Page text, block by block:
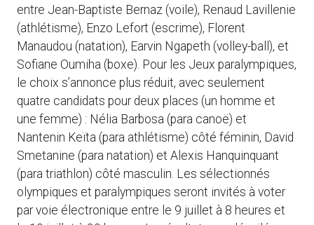
entre Jean-Baptiste Bernaz (voile), Renaud Lavillenie
(athlétisme), Enzo Lefort (escrime), Florent
Manaudou (natation), Earvin Ngapeth (volley-ball), et
Sofiane Oumiha (boxe). Pour les Jeux paralympiques,
le choix s’annonce plus réduit, avec seulement
quatre candidats pour deux places (un homme et
une femme) : Nélia Barbosa (para canoë) et
Nantenin Keïta (para athlétisme) côté féminin, David
Smetanine (para natation) et Alexis Hanquinquant
(para triathlon) côté masculin. Les sélectionnés
olympiques et paralympiques seront invités à voter
par voie électronique entre le 9 juillet à 8 heures et